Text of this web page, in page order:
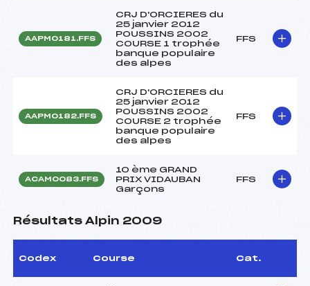
AAPM0181.FFS
CRJ D'ORCIERES du
25 janvier 2012
POUSSINS 2002
COURSE 1 trophée
banque populaire
des alpes
FFS
AAPM0182.FFS
CRJ D'ORCIERES du
25 janvier 2012
POUSSINS 2002
COURSE 2 trophée
banque populaire
des alpes
FFS
ACAM0083.FFS
10 ème GRAND
PRIX VIDAUBAN
Garçons
FFS
Résultats Alpin 2009
Codex Course Cat.